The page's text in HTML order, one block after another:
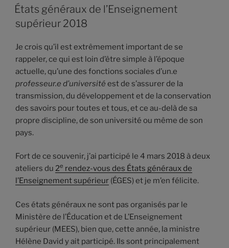
LE
États généraux de l’Enseignement
supérieur 2018
Je crois qu’il est extrêmement important de se
rappeler, ce qui est loin d’être simple à l’époque
actuelle, qu’une des fonctions sociales d’un.e
professeur.e d’université est de s’assurer de la
transmission, du développement et de la conservation
des savoirs pour toutes et tous, et ce au-delà de sa
propre discipline, de son université ou même de son
pays.
Fort de ce souvenir, j’ai participé le 4 mars 2018 à deux
ateliers du 2e rendez-vous des États généraux de
l’Enseignement supérieur (ÉGES) et je m’en félicite.
Ces états généraux ne sont pas organisés par le
Ministère de l’Éducation et de L’Enseignement
supérieur (MEES), bien que, cette année, la ministre
Hélène David y ait participé. Ils sont principalement